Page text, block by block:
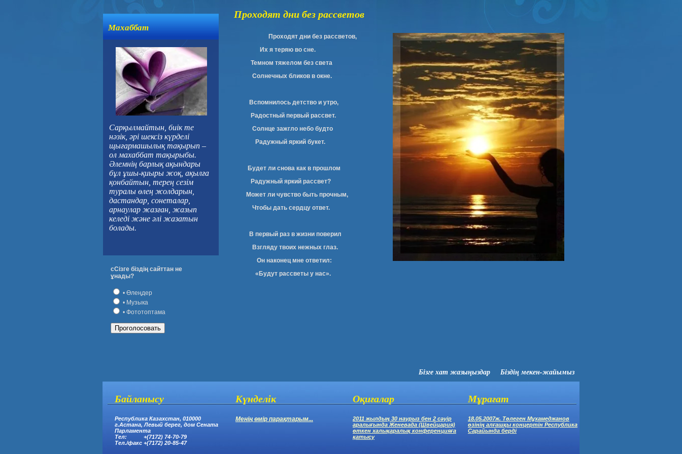
Махаббат
Сарқылмайтын, биік те
нәзік, әрі шексіз күрделі
щығармашылық тақырып –
ол махаббат тақырыбы.
Әлемнің барлық ақындары
бұл ұшы-қиыры жоқ, ақылға
қонбайтын, терең сезім
туралы өлең жолдарын,
дастандар, сонеталар,
арнаулар жазған, жазып
келеді және әлі жазатын
болады.
сСізге біздің сайттан не
ұнады?
• Өлеңдер
• Музыка
• Фототоптама
Проходят дни без рассветов
Проходят дни без рассветов,
Их я теряю во сне.
Темном тяжелом без света
Солнечных бликов в окне.
Вспомнилось детство и утро,
Радостный первый рассвет.
Солнце зажгло небо будто
Радужный яркий букет.
Будет ли снова как в прошлом
Радужный яркий рассвет?
Может ли чувство быть прочным,
Чтобы дать сердцу ответ.
В первый раз в жизни поверил
Взгляду твоих нежных глаз.
Он наконец мне ответил:
«Будут рассветы у нас».
Бізге хат жазыңыздар Біздің мекен-жайымыз
Байланысу
Республика Казахстан, 010000
г.Астана, Левый берег, дом Сената
Парламента
Тел: +(7172) 74-70-79
Тел./факс +(7172) 20-85-47
Күнделік
Менің өмір парақтарым...
Оқиғалар
2011 жылдың 30 наурыз бен 2 сәуір
аралығында Женевада (Швейцария)
өткен халықаралық конференцияға
қатысу
Мұрағат
18.05.2007ж. Төлеген Мұхамеджанов
өзінің алғашқы концертін Республика
Сарайында берді